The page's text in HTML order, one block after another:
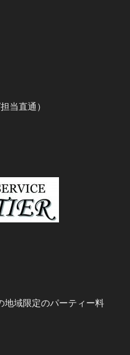
当直通）
地域限定のパーティー料